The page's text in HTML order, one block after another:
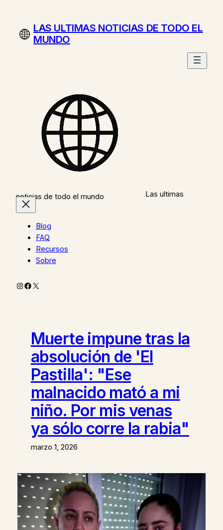
contenidoLAS ULTIMAS NOTICIAS DE TODO EL
MUNDO
Las ultimas
noticias de todo el mundo
Blog
FAQ
Recursos
Sobre
Instagram
Facebook
X
Muerte impune tras la
absolución de 'El
Pastilla': "Ese
malnacido mató a mi
niño. Por mis venas
ya sólo corre la rabia"
marzo 1, 2026